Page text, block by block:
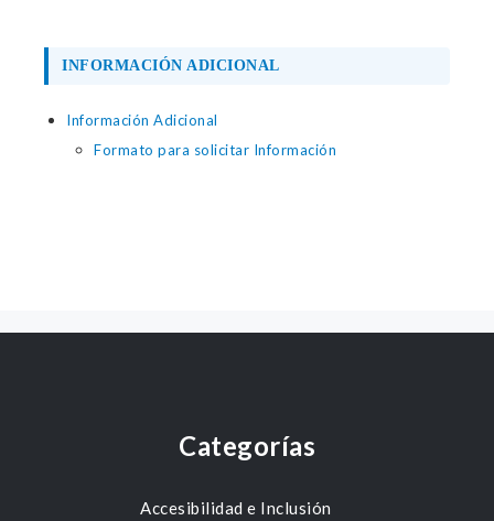
INFORMACIÓN ADICIONAL
Información Adicional
Formato para solicitar Información
Categorías
Accesibilidad e Inclusión